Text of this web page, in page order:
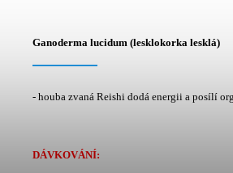
Ganoderma lucidum (lesklokorka lesklá)
- houba zvaná Reishi dodá energii a posílí
DÁVKOVÁNÍ: